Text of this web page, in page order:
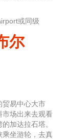
或同级
尔
贸易中心大市
市场出来去观看
加达拉石塔。
乘坐游轮，去真